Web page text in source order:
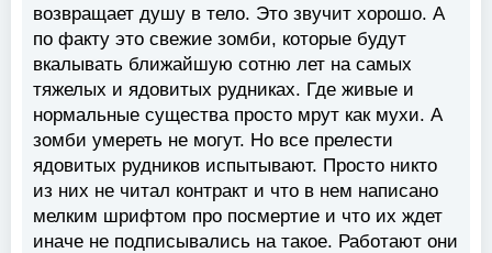
возвращает душу в тело. Это звучит хорошо. А
по факту это свежие зомби, которые будут
вкалывать ближайшую сотню лет на самых
тяжелых и ядовитых рудниках. Где живые и
нормальные существа просто мрут как мухи. А
зомби умереть не могут. Но все прелести
ядовитых рудников испытывают. Просто никто
из них не читал контракт и что в нем написано
мелким шрифтом про посмертие и что их ждет
иначе не подписывались на такое. Работают они